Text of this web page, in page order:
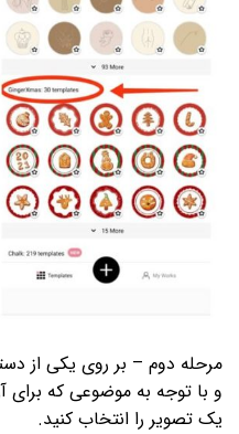
مرحله دوم – بر روی یکی از
و با توجه به موضوعی که برای
یک تصویر را انتخاب کنید.